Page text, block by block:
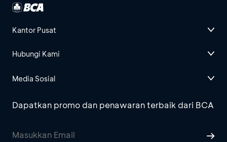
Kantor Pusat
Hubungi Kami
Media Sosial
Dapatkan promo dan penawaran terbaik dari BCA